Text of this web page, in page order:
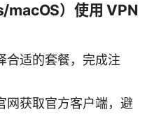
）使用 VPN
合适的套餐，完成注
网获取官方客户端，避